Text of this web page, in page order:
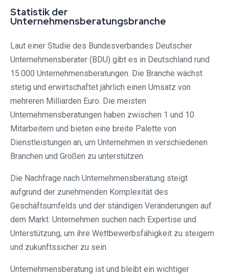
Statistik der
Unternehmensberatungsbranche
Laut einer Studie des Bundesverbandes Deutscher
Unternehmensberater (BDU) gibt es in Deutschland rund
15.000 Unternehmensberatungen. Die Branche wächst
stetig und erwirtschaftet jährlich einen Umsatz von
mehreren Milliarden Euro. Die meisten
Unternehmensberatungen haben zwischen 1 und 10
Mitarbeitern und bieten eine breite Palette von
Dienstleistungen an, um Unternehmen in verschiedenen
Branchen und Größen zu unterstützen.
Die Nachfrage nach Unternehmensberatung steigt
aufgrund der zunehmenden Komplexität des
Geschäftsumfelds und der ständigen Veränderungen auf
dem Markt. Unternehmen suchen nach Expertise und
Unterstützung, um ihre Wettbewerbsfähigkeit zu steigern
und zukunftssicher zu sein.
Unternehmensberatung ist und bleibt ein wichtiger